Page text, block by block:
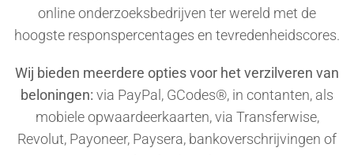
online onderzoeksbedrijven ter wereld met de
hoogste responspercentages en tevredenheidscores.
Wij bieden meerdere opties voor het verzilveren van
beloningen: via PayPal, GCodes®, in contanten, als
mobiele opwaardeerkaarten, via Transferwise,
Revolut, Payoneer, Paysera, bankoverschrijvingen of